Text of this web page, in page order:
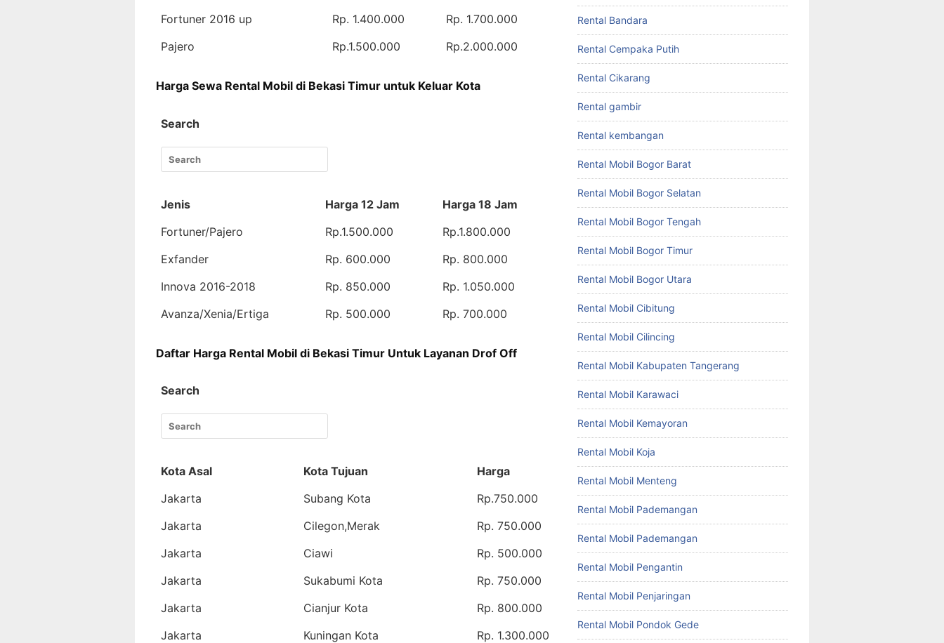
Fortuner 2016 up
Rp. 1.400.000
Rp. 1.700.000
Pajero
Rp.1.500.000 Rp.2.000.000
Harga Sewa Rental Mobil di Bekasi Timur untuk Keluar Kota
Search
Jenis Harga 12 Jam
Harga 18 Jam
Fortuner/Pajero
Rp.1.500.000
Rp.1.800.000
Exfander
Rp. 600.000
Rp. 800.000
Innova 2016-2018
Rp. 850.000
Rp. 1.050.000
Avanza/Xenia/Ertiga
Rp. 500.000 Rp. 700.000
Daftar Harga Rental Mobil di Bekasi Timur Untuk Layanan Drof Off
Search
Kota Asal Kota Tujuan
Harga
Jakarta
Subang Kota
Rp.750.000
Jakarta
Cilegon,Merak
Rp. 750.000
Jakarta
Ciawi
Rp. 500.000
Jakarta
Sukabumi Kota
Rp. 750.000
Jakarta
Cianjur Kota
Rp. 800.000
Jakarta
Kuningan Kota
Rp. 1.300.000
Rental Bandara
Rental Cempaka Putih
Rental Cikarang
Rental gambir
Rental kembangan
Rental Mobil Bogor Barat
Rental Mobil Bogor Selatan
Rental Mobil Bogor Tengah
Rental Mobil Bogor Timur
Rental Mobil Bogor Utara
Rental Mobil Cibitung
Rental Mobil Cilincing
Rental Mobil Kabupaten Tangerang
Rental Mobil Karawaci
Rental Mobil Kemayoran
Rental Mobil Koja
Rental Mobil Menteng
Rental Mobil Pademangan
Rental Mobil Pademangan
Rental Mobil Pengantin
Rental Mobil Penjaringan
Rental Mobil Pondok Gede